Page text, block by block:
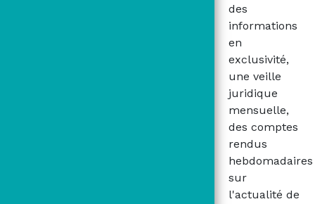
des
informations
en
exclusivité,
une veille
juridique
mensuelle,
des comptes
rendus
hebdomadaires
sur
l'actualité de